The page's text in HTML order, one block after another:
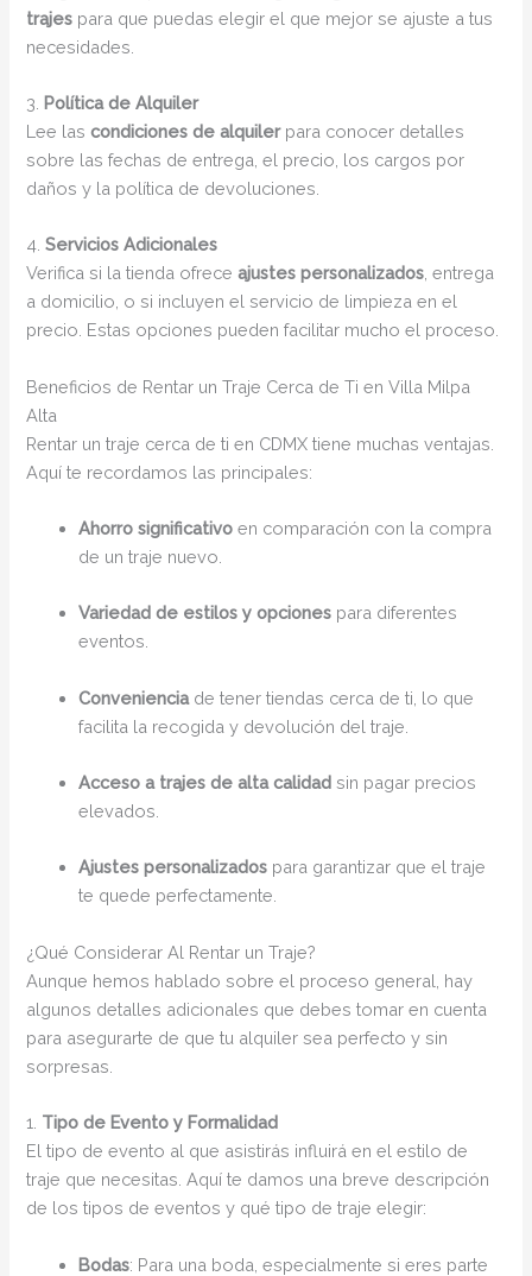
trajes para que puedas elegir el que mejor se ajuste a tus
necesidades.
3. Política de Alquiler
Lee lascondiciones de alquilerpara conocer detalles
sobre las fechas de entrega, el precio, los cargos por
daños y la política de devoluciones.
4.Servicios Adicionales
Verifica si la tienda ofreceajustes personalizados, entrega
a domicilio, o si incluyen el servicio de limpieza en el
precio. Estas opciones pueden facilitar mucho el proceso.
Beneficios de Rentar un Traje Cerca de Ti en Villa Milpa
Alta
Rentar un traje cerca de ti en CDMX tiene muchas ventajas.
Aquí te recordamos las principales:
Ahorro significativo en comparación con la compra
de un traje nuevo.
Variedad de estilos y opciones para diferentes
eventos.
Convenienciade tener tiendas cerca de ti, lo que
facilita la recogida y devolución del traje.
Acceso a trajes de alta calidad sin pagar precios
elevados.
Ajustes personalizados para garantizar que el traje
te quede perfectamente.
¿Qué Considerar Al Rentar un Traje?
Aunque hemos hablado sobre el proceso general, hay
algunos detalles adicionales que debes tomar en cuenta
para asegurarte de que tu alquiler sea perfecto y sin
sorpresas.
1. Tipo de Evento y Formalidad
El tipo de evento al que asistirás influirá en el estilo de
traje que necesitas. Aquí te damos una breve descripción
de los tipos de eventos y qué tipo de traje elegir:
Bodas: Para una boda, especialmente si eres parte